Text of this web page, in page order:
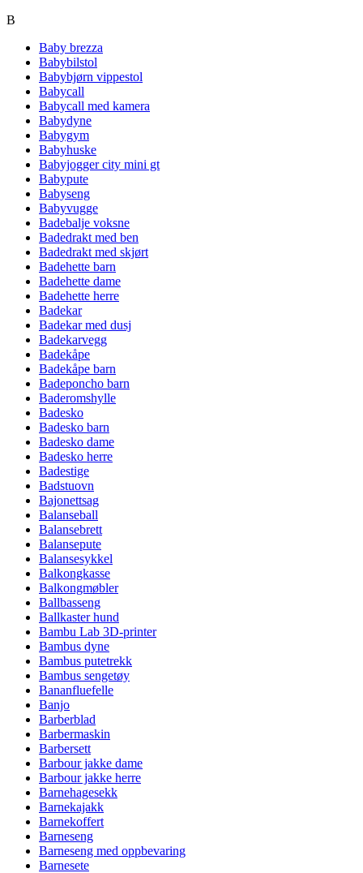
B
Baby brezza
Babybilstol
Babybjørn vippestol
Babycall
Babycall med kamera
Babydyne
Babygym
Babyhuske
Babyjogger city mini gt
Babypute
Babyseng
Babyvugge
Badebalje voksne
Badedrakt med ben
Badedrakt med skjørt
Badehette barn
Badehette dame
Badehette herre
Badekar
Badekar med dusj
Badekarvegg
Badekåpe
Badekåpe barn
Badeponcho barn
Baderomshylle
Badesko
Badesko barn
Badesko dame
Badesko herre
Badestige
Badstuovn
Bajonettsag
Balanseball
Balansebrett
Balansepute
Balansesykkel
Balkongkasse
Balkongmøbler
Ballbasseng
Ballkaster hund
Bambu Lab 3D-printer
Bambus dyne
Bambus putetrekk
Bambus sengetøy
Bananfluefelle
Banjo
Barberblad
Barbermaskin
Barbersett
Barbour jakke dame
Barbour jakke herre
Barnehagesekk
Barnekajakk
Barnekoffert
Barneseng
Barneseng med oppbevaring
Barnesete